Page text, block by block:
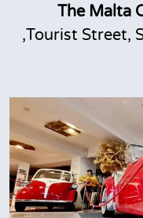
The Malta
Tourist Street, Saint Paul's Bay, SPB1020,